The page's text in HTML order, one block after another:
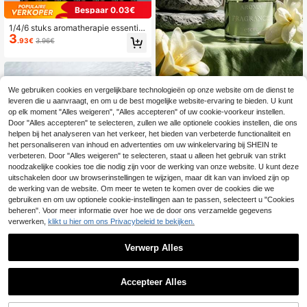
Bespaar 0.03€
1/4/6 stuks aromatherapie essentiël
e olie set, geurendiffuser, aromather
apiekaars, aromatherapiebrander, di
aromatherapie, thuis-aromatherapi
e, essentiële olie navulvloeistof
3.93€ 3.96€
Bespaar 0.48€
1 stuk hoogwaardige geschenkset
met geurkaarsen, 100 ml rietverspr
eider, 150 ml geurspray, 100 g rookl
oze geurkaars. Een delicaat gesche
50ml Aromatherapie Essentiële Olie
Luchtverfrisser, Geurset, Geschikt v
oor Badkamer, Slaapkamer, Woonde
coratie, Langdurige Aroma. Geschik
t voor Aromatherapie, Aroma Diffus
er, Stressverlichting, Geschikt voor
Slaapkamer, Woonkamer, Badkame
r, Perfect voor Thanksgiving, Bruilof
t, Nieuwjaar, Zomervakantie, Moed
erdag, Valentijnsdag, Muziekfestiva
l, Vaderdag, Afstuderen, Verjaardag,
Terug naar School Decoratie
25 over
3.18€
erfles met zwarte rietjes, langdurige
13 over
1
We gebruiken cookies en vergelijkbare technologieën op onze website om de dienst te
leveren die u aanvraagt, en om u de best mogelijke website-ervaring te bieden. U kunt
op elk moment "Alles weigeren", "Alles accepteren" of uw cookie-voorkeur instellen.
Door "Alles accepteren" te selecteren, zullen we alle optionele cookies instellen, die ons
helpen bij het analyseren van het verkeer, het bieden van verbeterde functionaliteit en
het personaliseren van inhoud en advertenties om uw winkelervaring bij SHEIN te
verbeteren. Door "Alles weigeren" te selecteren, staat u alleen het gebruik van strikt
noodzakelijke cookies toe die nodig zijn voor de werking van onze website. U kunt deze
uitschakelen door uw browserinstellingen te wijzigen, maar dit kan van invloed zijn op
de werking van de website. Om meer te weten te komen over de cookies die we
gebruiken en om uw optionele cookie-instellingen aan te passen, selecteert u "Cookies
beheren". Voor meer informatie over hoe we de door ons verzamelde gegevens
verwerken, klikt u hier om ons Privacybeleid te bekijken.
Verwerp Alles
Accepteer Alles